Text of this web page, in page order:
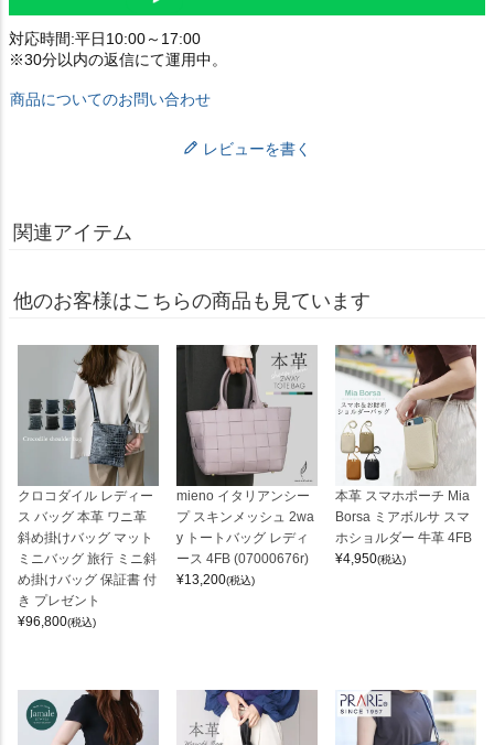
対応時間:平日10:00～17:00
※30分以内の返信にて運用中。
商品についてのお問い合わせ
レビューを書く
関連アイテム
他のお客様はこちらの商品も見ています
クロコダイル レディー
ス バッグ 本革 ワニ革
斜め掛けバッグ マット
ミニバッグ 旅行 ミニ斜
め掛けバッグ 保証書 付
き プレゼント
¥96,800(税込)
mieno イタリアンシー
プ スキンメッシュ 2wa
y トートバッグ レディ
ース 4FB (07000676r)
¥13,200(税込)
本革 スマホポーチ Mia
Borsa ミアボルサ スマ
ホショルダー 牛革 4FB
¥4,950(税込)